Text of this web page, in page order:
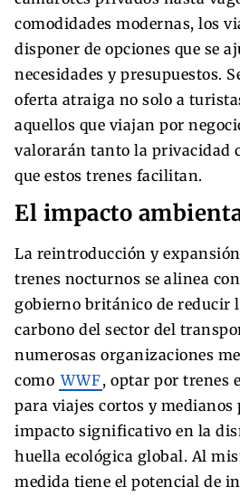
comodidades modernas, los
disponer de opciones que se
necesidades y presupuestos.
oferta atraiga no solo a
aquellos que viajan por
valorarán tanto la privacidad
que estos trenes facilitan.
El impacto
La reintroducción y
trenes nocturnos se alinea
gobierno británico de reducir
carbono del sector del
numerosas organizaciones
como WWF, optar por trenes
para viajes cortos y medianos
impacto significativo en la
huella ecológica global. Al
medida tiene el potencial de